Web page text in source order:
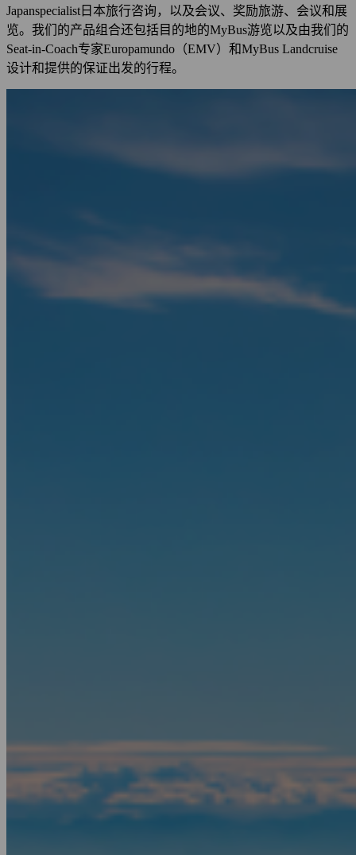
Japanspecialist日本旅行咨询，以及会议、奖励旅游、会议和展
览。我们的产品组合还包括目的地的MyBus游览以及由我们的
Seat-in-Coach专家Europamundo（EMV）和MyBus Landcruise
设计和提供的保证出发的行程。